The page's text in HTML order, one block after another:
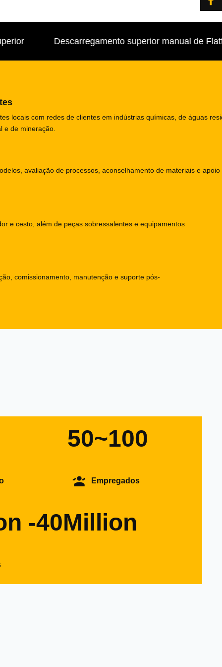
Descarregamento superior manual de
locais com redes de clientes em indústrias químicas, de águas
e de mineração.
avaliação de processos, aconselhamento de materiais e apoio
e cesto, além de peças sobressalentes e equipamentos
comissionamento, manutenção e suporte pós-
50~100
Empregados
-40Million